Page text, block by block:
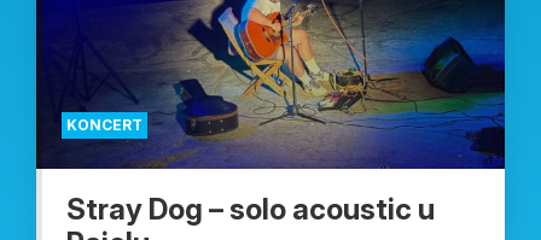
KONCERT
Stray Dog – solo acoustic u